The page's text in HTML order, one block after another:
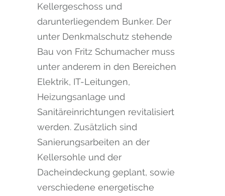
Kellergeschoss und
darunterliegendem Bunker. Der
unter Denkmalschutz stehende
Bau von Fritz Schumacher muss
unter anderem in den Bereichen
Elektrik, IT-Leitungen,
Heizungsanlage und
Sanitäreinrichtungen revitalisiert
werden. Zusätzlich sind
Sanierungsarbeiten an der
Kellersohle und der
Dacheindeckung geplant, sowie
verschiedene energetische